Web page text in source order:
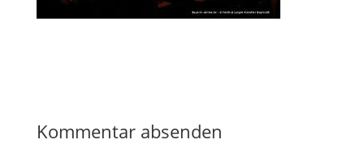
Kommentar absenden